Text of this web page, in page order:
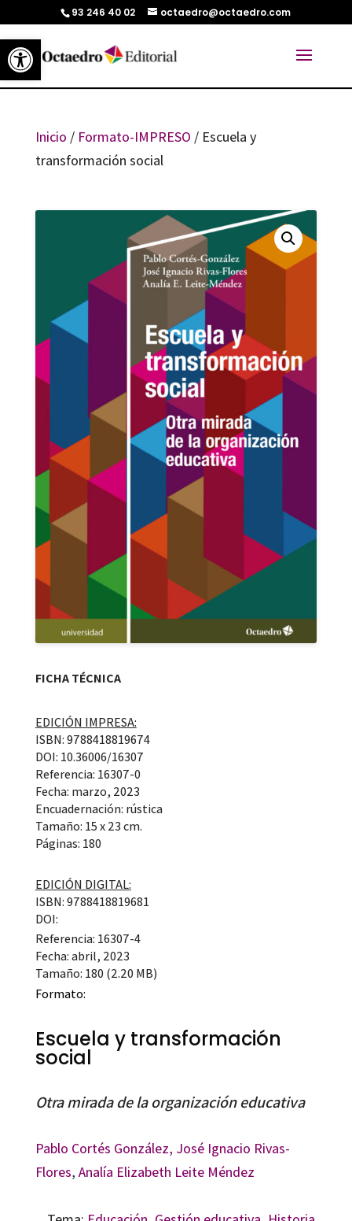
Abrir barra de herramientas
93 246 40 02 octaedro@octaedro.com
Inicio / Formato-IMPRESO / Escuela y
transformación social
FICHA TÉCNICA
EDICIÓN IMPRESA:
ISBN: 9788418819674
DOI: 10.36006/16307
Referencia: 16307-0
Fecha: marzo, 2023
Encuadernación: rústica
Tamaño: 15 x 23 cm.
Páginas: 180
EDICIÓN DIGITAL:
ISBN: 9788418819681
DOI:
Referencia: 16307-4
Fecha: abril, 2023
Tamaño: 180 (2.20 MB)
Formato:
Escuela y transformación
social
Otra mirada de la organización educativa
Pablo Cortés González, José Ignacio Rivas-
Flores, Analía Elizabeth Leite Méndez